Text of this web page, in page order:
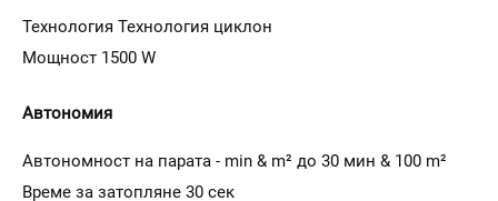
Технология Технология циклон
Мощност 1500 W
Автономия
Автономност на парата - min & m² до 30 мин & 100 m²
Време за затопляне 30 сек